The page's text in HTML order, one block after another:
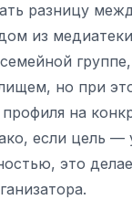
разницу
из
но при
на
если цель —
это